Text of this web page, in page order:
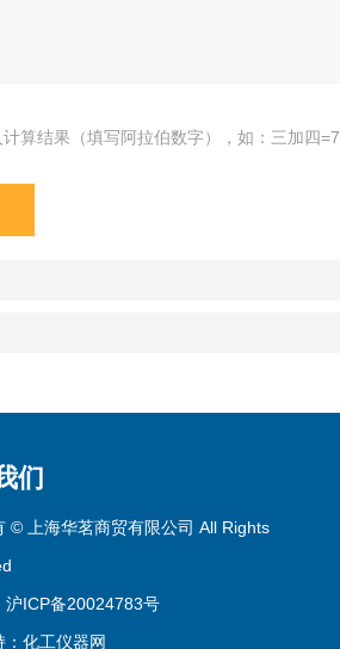
算结果（填写阿拉伯数字），如：三加四=7
们
© 上海华茗商贸有限公司 All Rights
沪ICP备20024783号
化工仪器网